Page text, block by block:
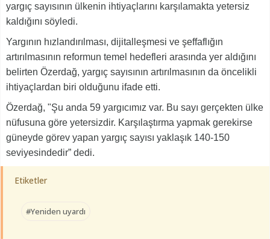
yargıç sayısının ülkenin ihtiyaçlarını karşılamakta yetersiz
kaldığını söyledi.
Yargının hızlandırılması, dijitalleşmesi ve şeffaflığın
artırılmasının reformun temel hedefleri arasında yer aldığını
belirten Özerdağ, yargıç sayısının artırılmasının da öncelikli
ihtiyaçlardan biri olduğunu ifade etti.
Özerdağ, "Şu anda 59 yargıcımız var. Bu sayı gerçekten ülke
nüfusuna göre yetersizdir. Karşılaştırma yapmak gerekirse
güneyde görev yapan yargıç sayısı yaklaşık 140-150
seviyesindedir” dedi.
Etiketler
#Yeniden uyardı